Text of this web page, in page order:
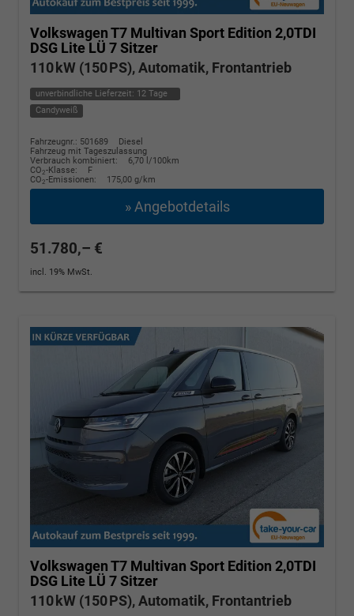
Volkswagen T7 Multivan Sport Edition 2,0TDI
DSG Lite LÜ 7 Sitzer
110 kW (150 PS), Automatik, Frontantrieb
unverbindliche Lieferzeit: 12 Tage
Candyweiß
Fahrzeugnr.: 501689
Diesel
Fahrzeug mit Tageszulassung
Verbrauch kombiniert:
6,70 l/100km
CO2-Klasse:
F
CO2-Emissionen: 175,00 g/km
» Angebotdetails
51.780,– €
incl. 19% MwSt.
Volkswagen T7 Multivan Sport Edition 2,0TDI
DSG Lite LÜ 7 Sitzer
110 kW (150 PS), Automatik, Frontantrieb